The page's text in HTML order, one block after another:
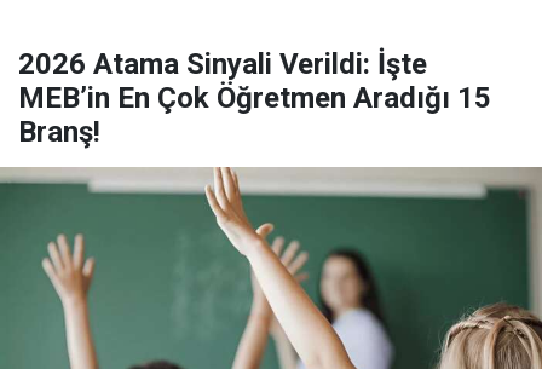
2026 Atama Sinyali Verildi: İşte
MEB’in En Çok Öğretmen Aradığı 15
Branş!